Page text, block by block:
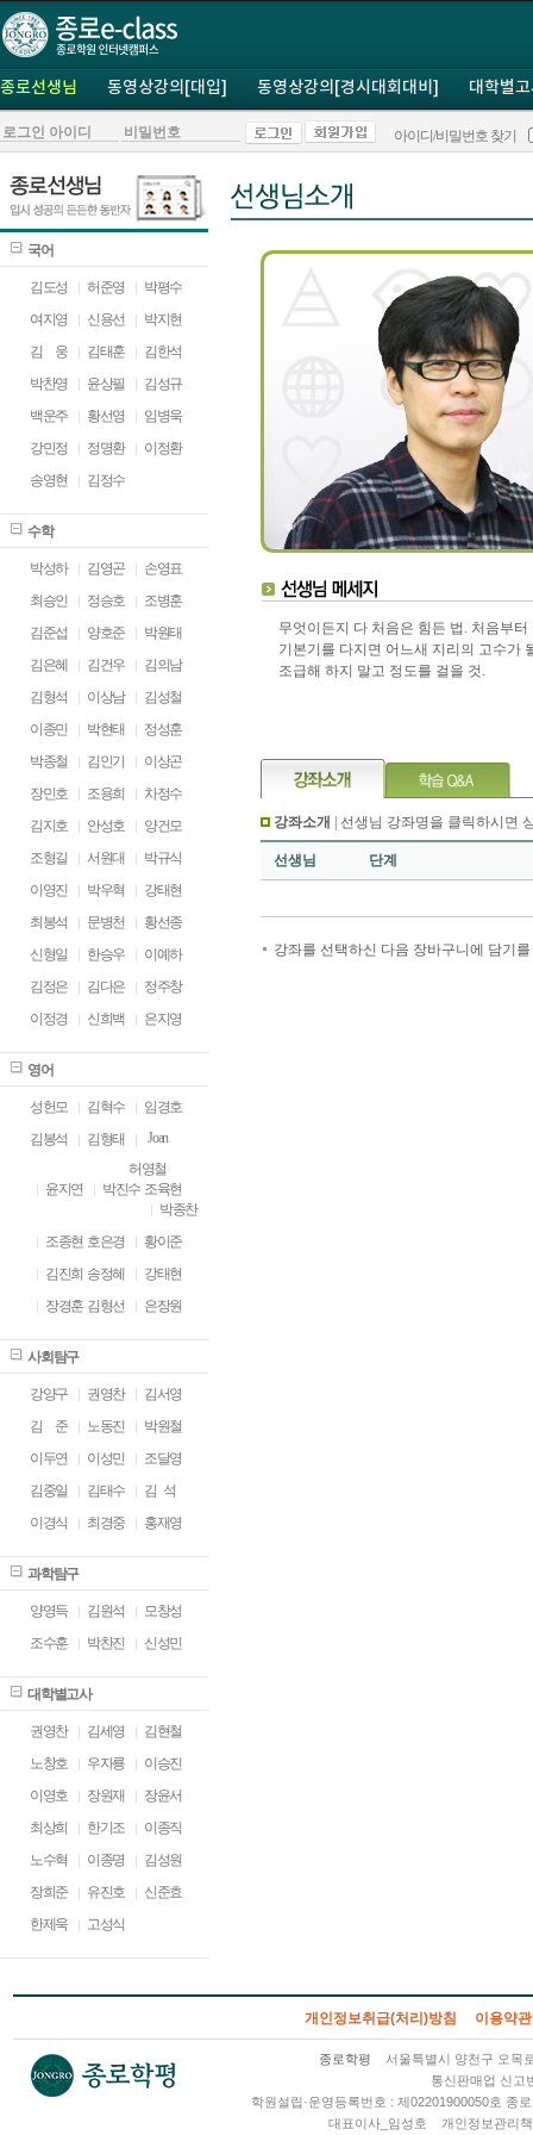
종로선생님 동영상강의[대입] 동영상강의[경시대회대비] 대학별
아이디/비밀번호 찾기
국어
김도성 허준영
박평수
여지영
신용선
박지현
김
웅 김태훈
김한석
박찬영
윤상필
김성규
백운주
황선영
임병욱
강민정
정명환
이정환
송영현
김정수
수학
박성하 김영곤
손영표
최승인
정승호
조병훈
김준섭
양호준
박원태
김은혜
김건우
김의남
김형석
이상남
김성철
이종민
박현태
정성훈
박종철
김인기
이상곤
장민호
조용희
차정수
김지호
안성호
양건모
조형길
서원대
박규식
이영진
박우혁
강태현
최봉석
문병천
황선종
신형일
한승우
이예하
김정은
김다은
정주창
이정경
신희백 은지영
영어
성헌모 김혁수
임경호
김봉석
김형태
Joan
허영철
윤지연
박진수 조육현
박종찬
조종현 호은경
황이준
김진희 송정혜
강태현
장경훈 김형선 은장원
사회탐구
강양구 권영찬
김서영
김
준 노동진
박원철
이두연
이성민
조달영
김중일
김태수
김 석
이경식
최경중 홍재영
과학탐구
양영득 김원석
모창성
조수훈
박찬진 신성민
대학별고사
권영찬 김세영
김현철
노창호
우자룡
이승진
이영호
장원재
장윤서
최상희
한기조
이종직
노수혁
이종명
김성원
장희준
유진호
신준효
한제욱
고성식
무엇이든지 다 처음은 힘든 법. 처음부터
기본기를 다지면 어느새 지리의 고수가
조급해 하지 말고 정도를 걸을 것.
강좌소개 | 선생님 강좌명을 클릭하시면
선생님 단계
강좌를 선택하신 다음 장바구니에 담기
개인정보취급(처리)방침 이용약관
종로학평
서울특별시 양천구 오목
통신판매업 신고
학원설립·운영등록번호 : 제02201900050호 종
대표이사_임성호
개인정보관리